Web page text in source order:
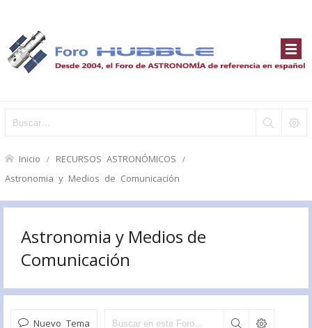
Inicio RECURSOS ASTRONÓMICOS
Astronomia y Medios de Comunicación
Astronomia y Medios de
Comunicación
Nuevo Tema